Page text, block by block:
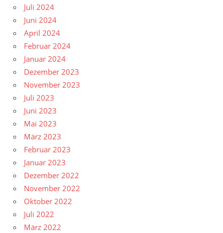
Juli 2024
Juni 2024
April 2024
Februar 2024
Januar 2024
Dezember 2023
November 2023
Juli 2023
Juni 2023
Mai 2023
März 2023
Februar 2023
Januar 2023
Dezember 2022
November 2022
Oktober 2022
Juli 2022
März 2022